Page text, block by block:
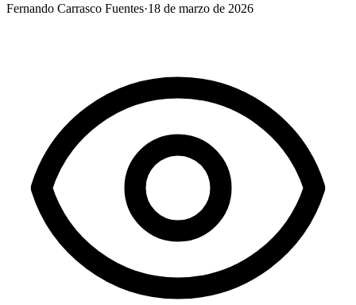
Fernando Carrasco Fuentes·18 de marzo de 2026